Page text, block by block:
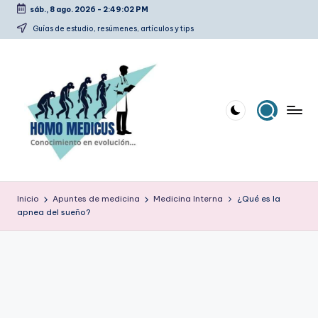
Saltar
sáb., 8 ago. 2026 - 2:49:03 PM
Guías de estudio, resúmenes, artículos y tips
o
m
estudio,
Inicio Apuntes de medicina Medicina Interna
¿Qué es la
apnea del sueño?